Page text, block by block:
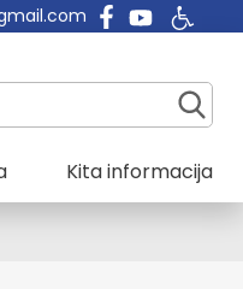
Kita informacija